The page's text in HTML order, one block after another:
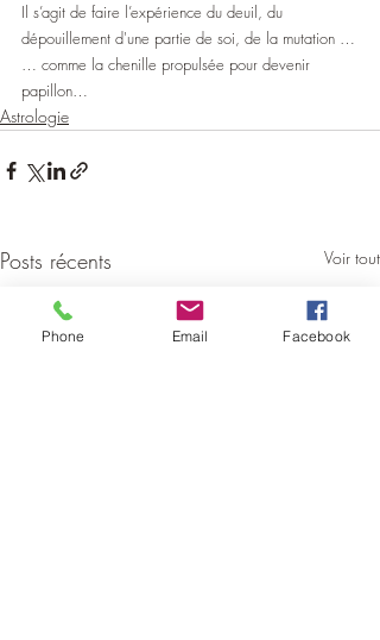
Il s’agit de faire l’expérience du deuil, du
dépouillement d'une partie de soi, de la mutation …
… comme la chenille propulsée pour devenir
papillon…
Astrologie
Posts récents Voir tout
Phone Email Facebook